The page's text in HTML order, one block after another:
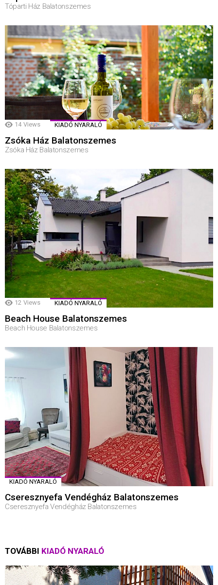
Tóparti Ház Balatonszemes
14 Views KIADÓ NYARALÓ
Zsóka Ház Balatonszemes
Zsóka Ház Balatonszemes
12 Views KIADÓ NYARALÓ
Beach House Balatonszemes
Beach House Balatonszemes
KIADÓ NYARALÓ
Cseresznyefa Vendégház Balatonszemes
Cseresznyefa Vendégház Balatonszemes
TOVÁBBI KIADÓ NYARALÓ